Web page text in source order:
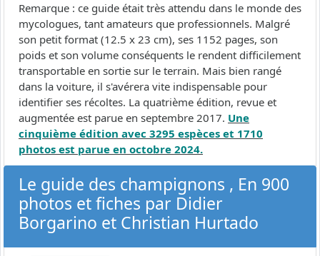
Remarque : ce guide était très attendu dans le monde des
mycologues, tant amateurs que professionnels. Malgré
son petit format (12.5 x 23 cm), ses 1152 pages, son
poids et son volume conséquents le rendent difficilement
transportable en sortie sur le terrain. Mais bien rangé
dans la voiture, il s'avérera vite indispensable pour
identifier ses récoltes. La quatrième édition, revue et
augmentée est parue en septembre 2017. Une
cinquième édition avec 3295 espèces et 1710
photos est parue en octobre 2024.
Le guide des champignons , En 900
photos et fiches par Didier
Borgarino et Christian Hurtado